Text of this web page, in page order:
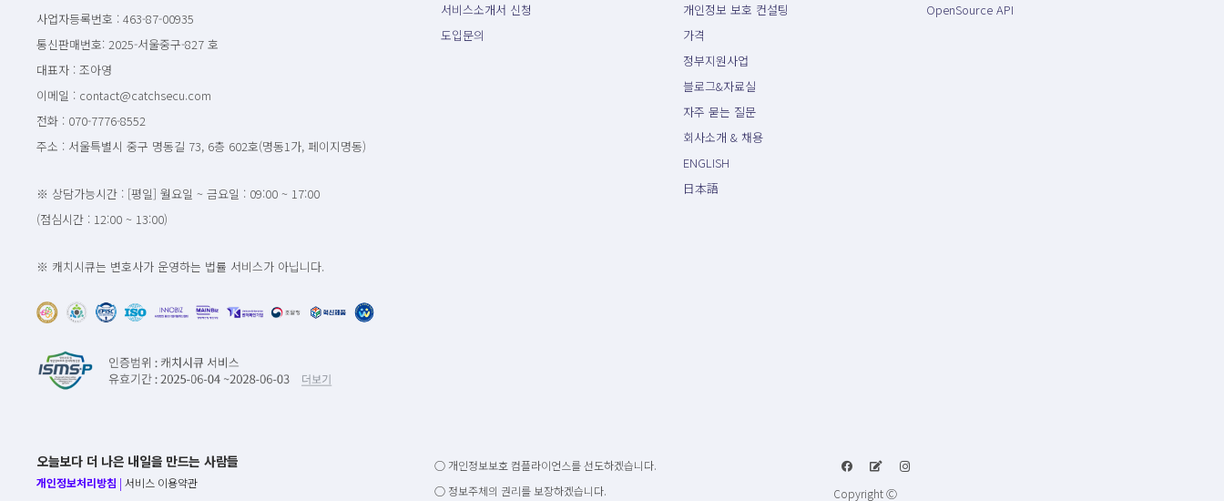
사업자등록번호 : 463-87-00935
통신판매번호: 2025-서울중구-827 호
대표자 : 조아영
이메일 : contact@catchsecu.com
전화 : 070-7776-8552
주소 : 서울특별시 중구 명동길 73, 6층 602호(명동1가, 페이지명동)
※ 상담가능시간 : [평일] 월요일 ~ 금요일 : 09:00 ~ 17:00
(점심시간 : 12:00 ~ 13:00)
※ 캐치시큐는 변호사가 운영하는 법률 서비스가 아닙니다.
서비스소개서 신청
도입문의
개인정보 보호 컨설팅
가격
정부지원사업
블로그&자료실
자주 묻는 질문
회사소개 & 채용
ENGLISH
日本語
OpenSource API
오늘보다 더 나은 내일을 만드는 사람들
개인정보처리방침 | 서비스 이용약관
○ 개인정보보호 컴플라이언스를 선도하겠습니다.
○ 정보주체의 권리를 보장하겠습니다.
Copyright Ⓒ